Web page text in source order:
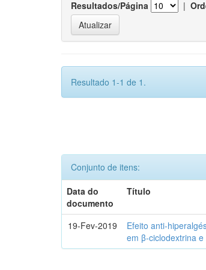
Resultados/Página |
Resultado 1-1 de 1.
Conjunto de itens:
Data do
documento
Título
19-Fev-2019
Efeito anti-
em β-ciclodextrina